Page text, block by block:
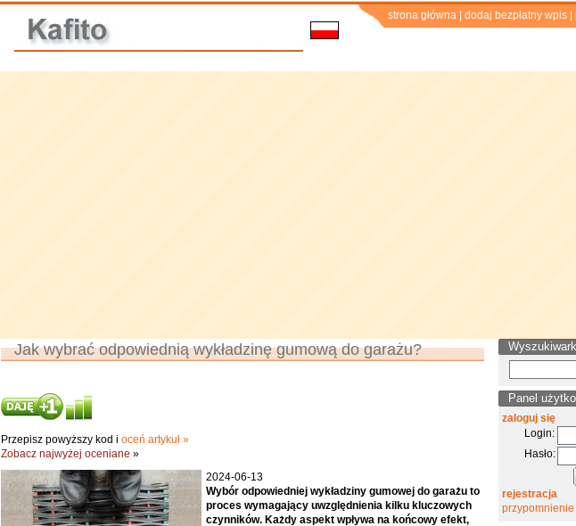
strona główna dodaj bezpłatny wpis
Jak wybrać odpowiednią wykładzinę gumową do garażu?
Przepisz powyższy kod i oceń artykuł »
Zobacz najwyżej oceniane »
2024-06-13
Wybór odpowiedniej wykładziny gumowej do garażu to
proces wymagający uwzględnienia kilku kluczowych
czynników. Każdy aspekt wpływa na końcowy efekt,
Panel
zaloguj się
Login:
Hasło:
rejestracja
przypomnienie